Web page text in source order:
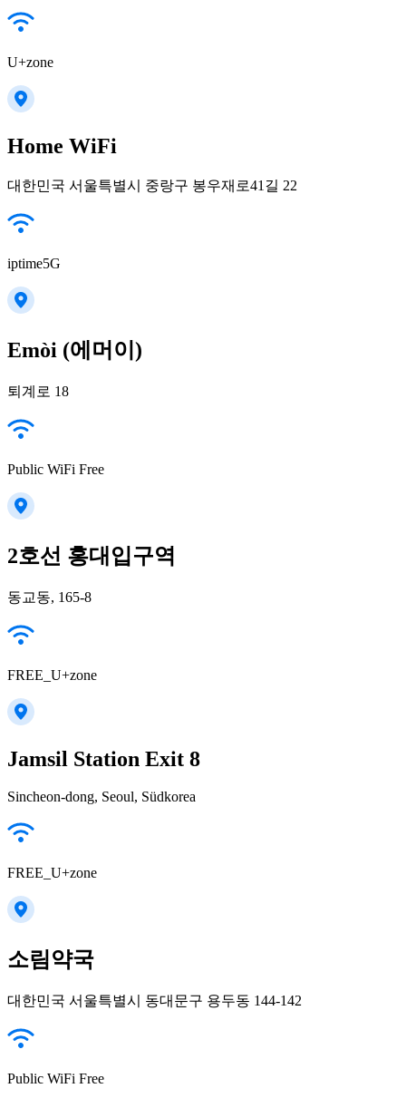
U+zone
Home WiFi
대한민국 서울특별시 중랑구 봉우재로41길 22
iptime5G
Emòi (에머이)
퇴계로 18
Public WiFi Free
2호선 홍대입구역
동교동, 165-8
FREE_U+zone
Jamsil Station Exit 8
Sincheon-dong, Seoul, Südkorea
FREE_U+zone
소림약국
대한민국 서울특별시 동대문구 용두동 144-142
Public WiFi Free